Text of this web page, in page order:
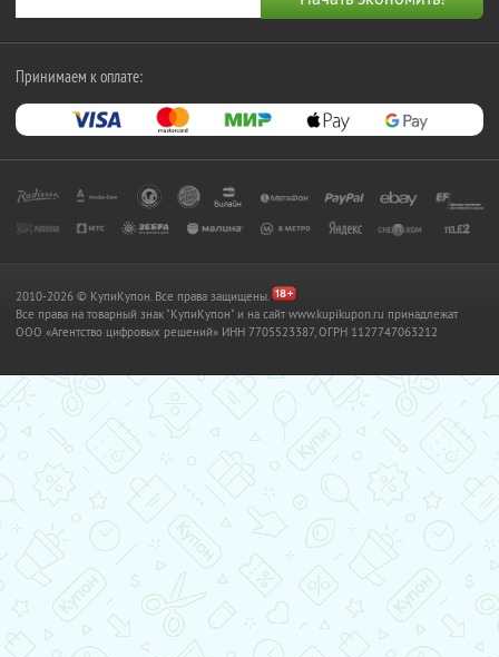
Принимаем к оплате:
2010-2026 © КупиКупон. Все права защищены.
Все права на товарный знак "КупиКупон" и на сайт www.kupikupon.ru принадлежат
OOO «Агентство цифровых решений» ИНН 7705523387, ОГРН 1127747063212